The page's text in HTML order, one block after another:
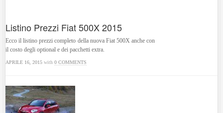
Listino Prezzi Fiat 500X 2015
Ecco il listino prezzi completo della nuova Fiat 500X anche con
il costo degli optional e dei pacchetti extra.
APRILE 16, 2015 with0 COMMENTS